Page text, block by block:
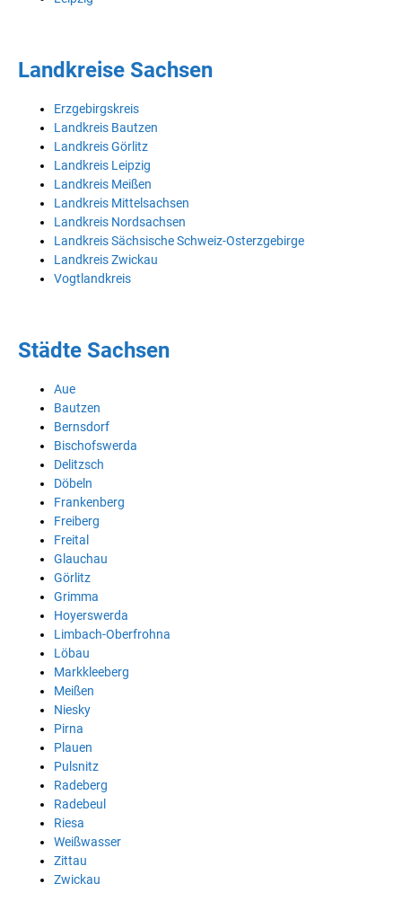
Landkreise Sachsen
Erzgebirgskreis
Landkreis Bautzen
Landkreis Görlitz
Landkreis Leipzig
Landkreis Meißen
Landkreis Mittelsachsen
Landkreis Nordsachsen
Landkreis Sächsische Schweiz-Osterzgebirge
Landkreis Zwickau
Vogtlandkreis
Städte Sachsen
Aue
Bautzen
Bernsdorf
Bischofswerda
Delitzsch
Döbeln
Frankenberg
Freiberg
Freital
Glauchau
Görlitz
Grimma
Hoyerswerda
Limbach-Oberfrohna
Löbau
Markkleeberg
Meißen
Niesky
Pirna
Plauen
Pulsnitz
Radeberg
Radebeul
Riesa
Weißwasser
Zittau
Zwickau